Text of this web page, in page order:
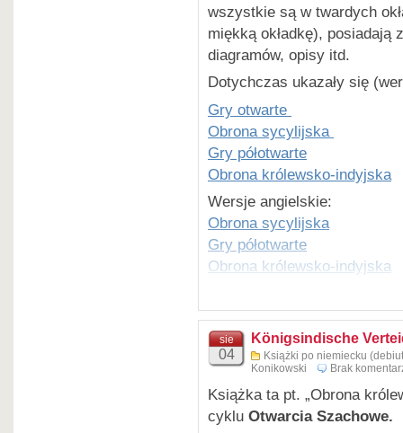
wszystkie są w twardych
miękką okładkę), posiadają
diagramów, opisy itd.
Dotychczas ukazały się
Gry otwarte
Obrona sycylijska
Gry półotwarte
Obrona królewsko-indyjska
Wersje angielskie:
Obrona sycylijska
Gry półotwarte
Obrona królewsko-indyjska
sie
04
Königsindische
Książki po niemiecku
Konikowski
Brak
Książka ta pt. „Obrona
cyklu Otwarcia Szachowe.